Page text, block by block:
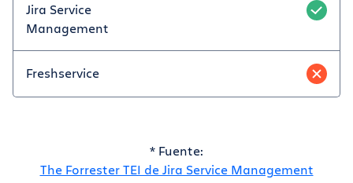
Jira Service
Management
Freshservice
* Fuente:
The Forrester TEI de Jira Service Management